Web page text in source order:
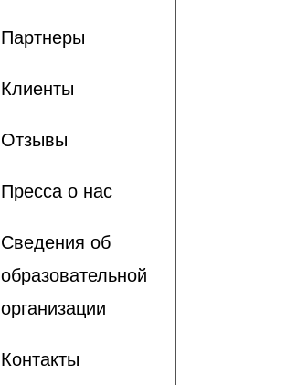
Партнеры
Клиенты
Отзывы
Пресса о нас
Сведения об
образовательной
организации
Контакты